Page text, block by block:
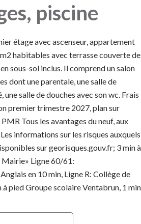
piscine
étage avec ascenseur, appartement
habitables avec terrasse couverte de
sous-sol inclus. Il comprend un salon
dont une parentale, une salle de
salle de douches avec son wc. Frais
premier trimestre 2027, plan sur
Tous les avantages du neuf, aux
informations sur les risques auxquels
sur georisques.gouv.fr; 3 min à
Mairie» Ligne 60/61:
en 10 min, Ligne R: Collège de
à pied Groupe scolaire Ventabrun, 1 min